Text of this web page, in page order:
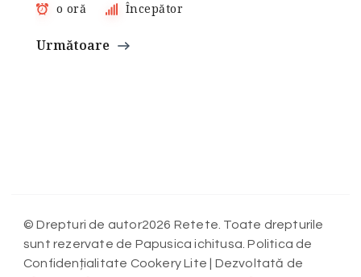
o oră Începător
Următoare
© Drepturi de autor2026 Retete. Toate drepturile
sunt rezervate de Papusica ichitusa. Politica de
Confidențialitate Cookery Lite | Dezvoltată de